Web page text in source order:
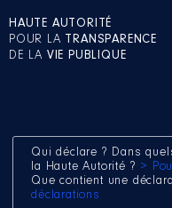
HAUTE AUTORITÉ
POUR LA TRANSPARENCE
DE LA VIE PUBLIQUE
Qui déclare ? Dans
la Haute Autorité ? >
Que contient une
déclarations